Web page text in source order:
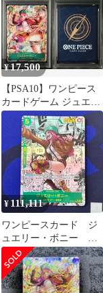
¥17,500
【PSA10】ワンピース
カードゲーム ジュエリ
ー・ボニー SEC-P
[OP12-118](ブースター
パック「師弟の絆」)
パラレル
¥ 111,111
ワンピースカード ジ
ュエリー・ボニー コ
ミパラ